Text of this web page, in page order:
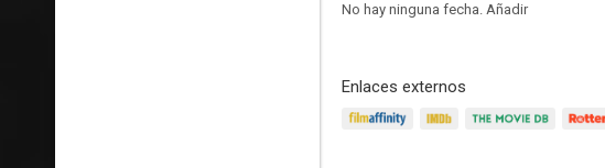
No hay ninguna fecha. Añadir
Enlaces externos